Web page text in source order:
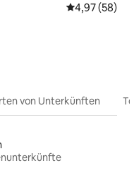
4,97 (58)
von Unterkünften